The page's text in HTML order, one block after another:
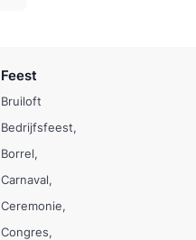
Feest
Bruiloft
Bedrijfsfeest
Borrel
Carnaval
Ceremonie
Congres